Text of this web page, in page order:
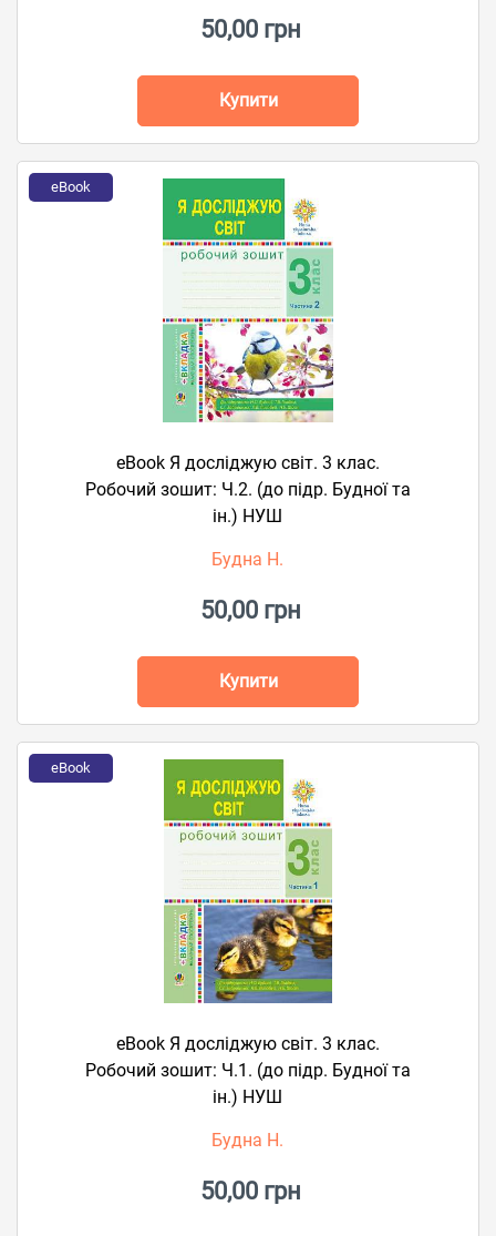
50,00 грн
Купити
eBook
eBook Я досліджую світ. 3 клас.
Робочий зошит: Ч.2. (до підр. Будної та
ін.) НУШ
Будна Н.
50,00 грн
Купити
eBook
eBook Я досліджую світ. 3 клас.
Робочий зошит: Ч.1. (до підр. Будної та
ін.) НУШ
Будна Н.
50,00 грн